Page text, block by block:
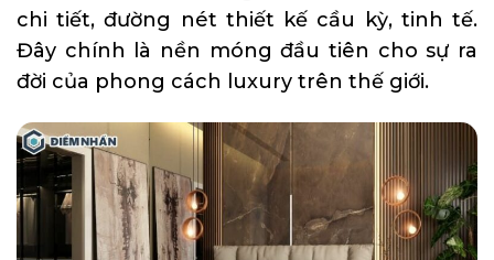
chi tiết, đường nét thiết kế cầu kỳ, tinh tế.
Đây chính là nền móng đầu tiên cho sự ra
đời của phong cách luxury trên thế giới.